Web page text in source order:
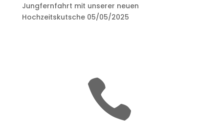
Jungfernfahrt mit unserer neuen
Hochzeitskutsche 05/05/2025
